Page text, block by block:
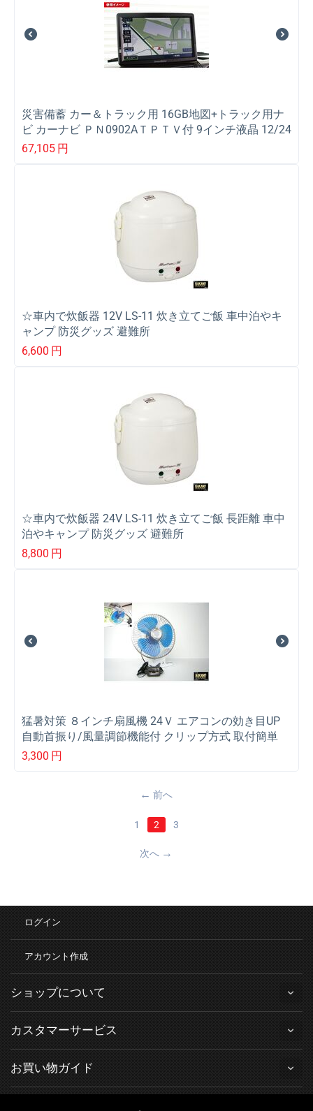
災害備蓄 カー＆トラック用 16GB地図+トラック用ナ
ビ カーナビ ＰＮ0902AＴＰＴＶ付 9インチ液晶 12/24
Ｖ共用 フルセグＴＶ付
67,105 円
☆車内で炊飯器 12V LS-11 炊き立てご飯 車中泊やキ
ャンプ 防災グッズ 避難所
6,600 円
☆車内で炊飯器 24V LS-11 炊き立てご飯 長距離 車中
泊やキャンプ 防災グッズ 避難所
8,800 円
猛暑対策 ８インチ扇風機 24Ｖ エアコンの効き目UP
自動首振り/風量調節機能付 クリップ方式 取付簡単
強風 涼しい風 すぐ冷える 暑い車内
3,300 円
前へ
1 2 3
次へ
ログイン
アカウント作成
ショップについて
カスタマーサービス
お買い物ガイド